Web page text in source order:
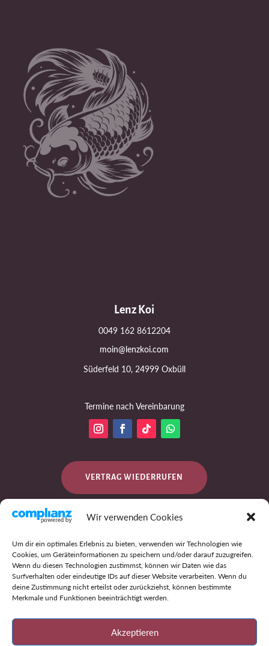
Wir verwenden Cookies
Um dir ein optimales Erlebnis zu bieten, verwenden wir Technologien wie
Cookies, um Geräteinformationen zu speichern und/oder darauf zuzugreifen.
Wenn du diesen Technologien zustimmst, können wir Daten wie das
Surfverhalten oder eindeutige IDs auf dieser Website verarbeiten. Wenn du
deine Zustimmung nicht erteilst oder zurückziehst, können bestimmte
Merkmale und Funktionen beeinträchtigt werden.
Akzeptieren
Lenz Koi
0049 162 8612204
moin@lenzkoi.com
Süderfeld 10, 24999 Oxbüll
Termine nach Vereinbarung
VERTRAG WIEDERRUFEN
IMPRESSUM
AGB